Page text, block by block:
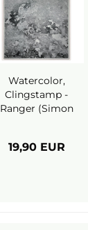
Watercolor,
Clingstamp -
Ranger (Simon
19,90 EUR